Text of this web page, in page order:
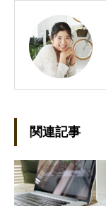
関連記事